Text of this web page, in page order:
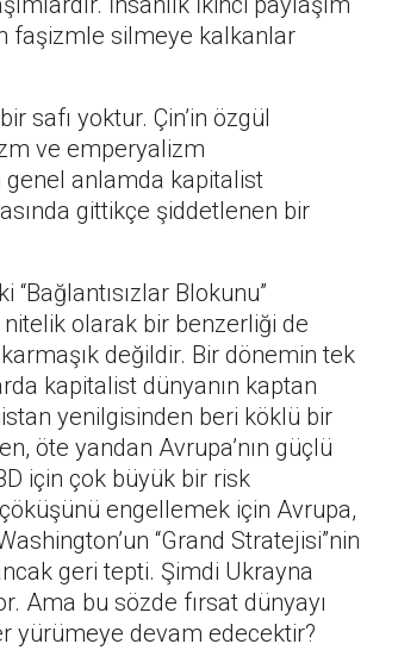
faşizmle silmeye kalkanlar
safı yoktur. Çin’in özgül
ve emperyalizm
anlamda kapitalist
gittikçe şiddetlenen bir
“Bağlantısızlar Blokunu”
nitelik olarak bir benzerliği de
değildir. Bir dönemin tek
kapitalist dünyanın kaptan
yenilgisinden beri köklü bir
öte yandan Avrupa’nın güçlü
için çok büyük bir risk
engellemek için Avrupa,
“Grand Stratejisi”nin
geri tepti. Şimdi Ukrayna
Ama bu sözde fırsat dünyayı
yürümeye devam edecektir?